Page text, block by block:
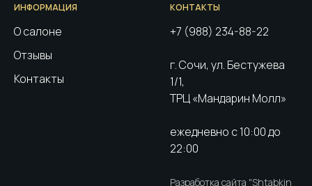
ИНФОРМАЦИЯ
О салоне
Отзывы
Контакты
КОНТАКТЫ
+7 (988) 234-88-22
г. Сочи, ул. Бестужева
1/1,
ТРЦ «Мандарин Молл»
ежедневно с 10:00 до
22:00
Разработка сайта "Shtabkin